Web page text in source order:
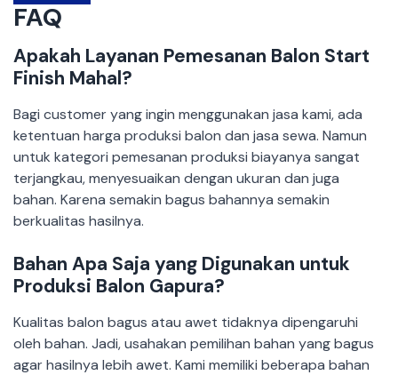
FAQ
Apakah Layanan Pemesanan Balon Start
Finish Mahal?
Bagi customer yang ingin menggunakan jasa kami, ada
ketentuan harga produksi balon dan jasa sewa. Namun
untuk kategori pemesanan produksi biayanya sangat
terjangkau, menyesuaikan dengan ukuran dan juga
bahan. Karena semakin bagus bahannya semakin
berkualitas hasilnya.
Bahan Apa Saja yang Digunakan untuk
Produksi Balon Gapura?
Kualitas balon bagus atau awet tidaknya dipengaruhi
oleh bahan. Jadi, usahakan pemilihan bahan yang bagus
agar hasilnya lebih awet. Kami memiliki beberapa bahan